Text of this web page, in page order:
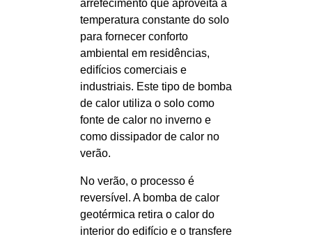
arrefecimento que aproveita a
temperatura constante do solo
para fornecer conforto
ambiental em residências,
edifícios comerciais e
industriais. Este tipo de bomba
de calor utiliza o solo como
fonte de calor no inverno e
como dissipador de calor no
verão.
No verão, o processo é
reversível. A bomba de calor
geotérmica retira o calor do
interior do edifício e o transfere